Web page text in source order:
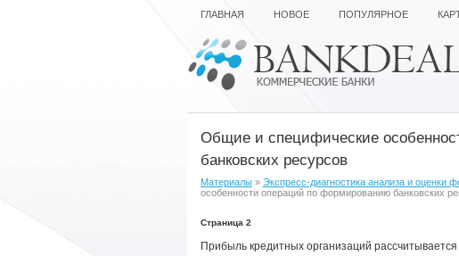
ГЛАВНАЯ НОВОЕ ПОПУЛЯРНОЕ
Общие и специфические
банковских ресурсов
Материалы» Экспресс-диагностика анализа и оценки
особенности операций по формированию банковских
Страница 2
Прибыль кредитных организаций